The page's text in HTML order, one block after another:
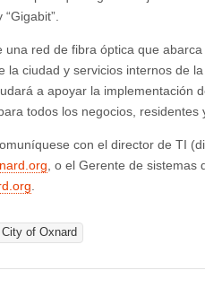
una red de fibra óptica que
la ciudad y servicios internos de
a apoyar la implementación
todos los negocios, residentes
con el director de TI
, o el Gerente de
City of Oxnard